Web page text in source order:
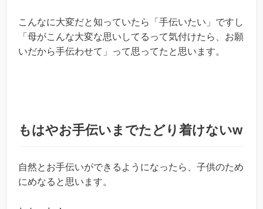
こんなに大変だと知っていたら「手伝いたい」ですし
「母がこんな大変な思いしてるって気付けたら、お願
いだから手伝わせて」って思ってたと思います。
もはやお手伝いまでたどり着けないw
自然とお手伝いができるようになったら、子供のため
にめなると思います。